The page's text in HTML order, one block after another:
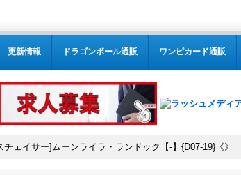
更新情報 ドラゴンボール通販 ワンピカード通販
ェイサー]ムーンライラ・ランドック【-】{D07-19}《》